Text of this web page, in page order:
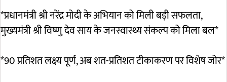
*प्रधानमंत्री श्री नरेंद्र मोदी के अभियान को मिली बड़ी सफलता,
मुख्यमंत्री श्री विष्णु देव साय के जनस्वास्थ्य संकल्प को मिला बल*
*90 प्रतिशत लक्ष्य पूर्ण, अब शत-प्रतिशत टीकाकरण पर विशेष जोर*